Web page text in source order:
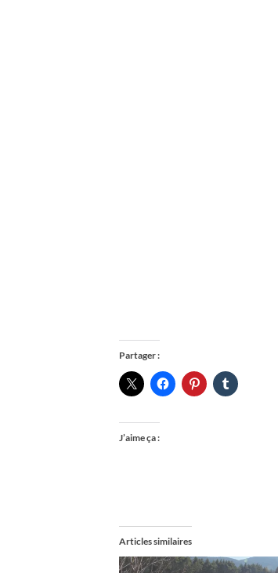
Partager :
J’aime ça :
Articles similaires